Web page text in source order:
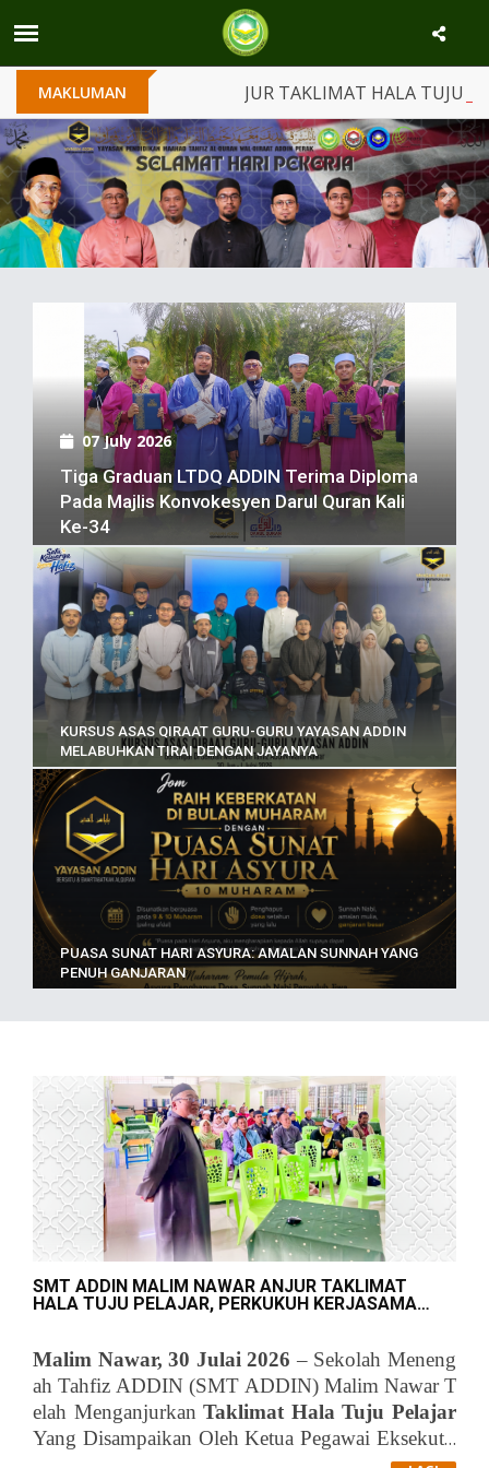
MAKLUMAN
MALIM NAWAR ANJUR TAKLIMAT HALA TUJU
Previous Next
31 July 2026
SMT ADDIN Malim Nawar Anjur
Taklimat Hala Tuju Pelajar, Perkukuh
Kerjasama Bersama Waris Demi Masa
07 July 2026
Tiga Graduan LTDQ ADDIN Terima Diploma
Pada Majlis Konvokesyen Darul Quran Kali
Ke-34
KURSUS ASAS QIRAAT GURU-GURU YAYASAN ADDIN
MELABUHKAN TIRAI DENGAN JAYANYA
PUASA SUNAT HARI ASYURA: AMALAN SUNNAH YANG
PENUH GANJARAN
SMT ADDIN MALIM NAWAR ANJUR TAKLIMAT
HALA TUJU PELAJAR, PERKUKUH KERJASAMA
Malim Nawar, 30 Julai 2026 – Sekolah Meneng
Ah Tahfiz ADDIN (SMT ADDIN) Malim Nawar T
Elah Menganjurkan Taklimat Hala Tuju Pelajar
Yang Disampaikan Oleh Ketua Pegawai Eksekutif